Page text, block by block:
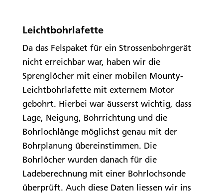
Leichtbohrlafette
Da das Felspaket für ein Strossenbohrgerät
nicht erreichbar war, haben wir die
Sprenglöcher mit einer mobilen Mounty-
Leichtbohrlafette mit externem Motor
gebohrt. Hierbei war äusserst wichtig, dass
Lage, Neigung, Bohrrichtung und die
Bohrlochlänge möglichst genau mit der
Bohrplanung übereinstimmen. Die
Bohrlöcher wurden danach für die
Ladeberechnung mit einer Bohrlochsonde
überprüft. Auch diese Daten liessen wir ins